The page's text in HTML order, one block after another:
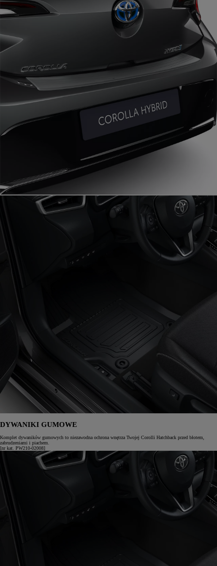
DYWANIKI GUMOWE
Komplet dywaników gumowych to niezawodna ochrona wnętrza Twojej Corolli Hatchback przed błotem,
zabrudzeniami i piachem.
[nr kat. PW210-02008]